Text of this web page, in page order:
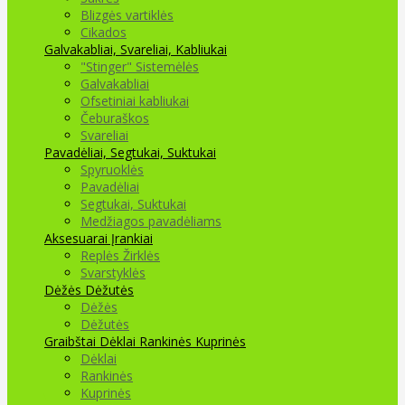
Blizgės vartiklės
Cikados
Galvakabliai, Svareliai, Kabliukai
"Stinger" Sistemėlės
Galvakabliai
Ofsetiniai kabliukai
Čeburaškos
Svareliai
Pavadėliai, Segtukai, Suktukai
Spyruoklės
Pavadėliai
Segtukai, Suktukai
Medžiagos pavadėliams
Aksesuarai Įrankiai
Replės Žirklės
Svarstyklės
Dėžės Dėžutės
Dėžės
Dėžutės
Graibštai Dėklai Rankinės Kuprinės
Dėklai
Rankinės
Kuprinės